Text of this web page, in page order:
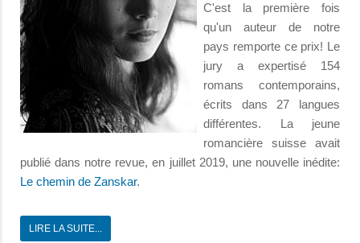
C'est la première fois
qu'un auteur de notre
pays remporte ce prix! Le
jury a expertisé 154
romans contemporains,
écrits dans 27 langues
différentes. La jeune
romancière suisse avait
publié dans notre revue, en juillet 2019, une nouvelle inédite:
Le chemin de Zanskar.
LIRE LA SUITE...